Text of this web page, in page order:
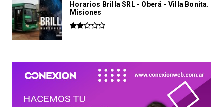
Horarios Brilla SRL - Oberá - Villa Bonita.
Misiones